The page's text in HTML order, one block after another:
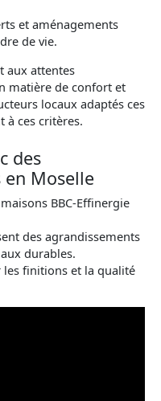
et aménagements
de vie.
aux attentes
matière de confort et
locaux adaptés ces
à ces critères.
des
Moselle
BBC-Effinergie
des agrandissements
durables.
les finitions et la qualité